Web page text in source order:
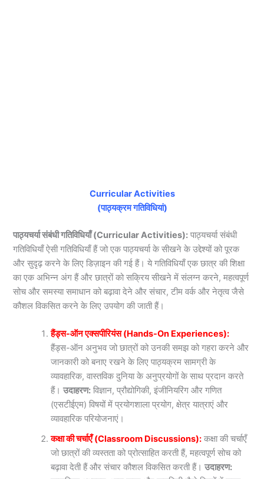
Curricular Activities
(पाठ्यक्रम गतिविधियां)
पाठ्यचर्या संबंधी गतिविधियाँ (Curricular Activities): पाठ्यचर्या संबंधी
गतिविधियाँ ऐसी गतिविधियाँ हैं जो एक पाठ्यचर्या के सीखने के उद्देश्यों को पूरक
और सुदृढ़ करने के लिए डिज़ाइन की गई हैं। ये गतिविधियाँ एक छात्र की शिक्षा
का एक अभिन्न अंग हैं और छात्रों को सक्रिय सीखने में संलग्न करने, महत्वपूर्ण
सोच और समस्या समाधान को बढ़ावा देने और संचार, टीम वर्क और नेतृत्व जैसे
कौशल विकसित करने के लिए उपयोग की जाती हैं।
हैंड्स-ऑन एक्सपीरियंस (Hands-On Experiences):
हैंड्स-ऑन अनुभव जो छात्रों को उनकी समझ को गहरा करने और
जानकारी को बनाए रखने के लिए पाठ्यक्रम सामग्री के
व्यावहारिक, वास्तविक दुनिया के अनुप्रयोगों के साथ प्रदान करते
हैं।उदाहरण: विज्ञान, प्रौद्योगिकी, इंजीनियरिंग और गणित
(एसटीईएम) विषयों में प्रयोगशाला प्रयोग, क्षेत्र यात्राएं और
व्यावहारिक परियोजनाएं।
कक्षा की चर्चाएँ (Classroom Discussions): कक्षा की चर्चाएँ
जो छात्रों की व्यस्तता को प्रोत्साहित करती हैं, महत्वपूर्ण सोच को
बढ़ावा देती हैं और संचार कौशल विकसित करती हैं।उदाहरण: